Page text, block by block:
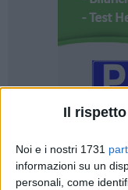
Il
Noi e i nostri 1731
informazioni su un
personali, come